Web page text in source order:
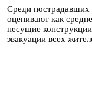
Среди пострадавших
оценивают как
несущие
эвакуации всех